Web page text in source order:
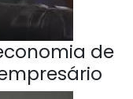
de